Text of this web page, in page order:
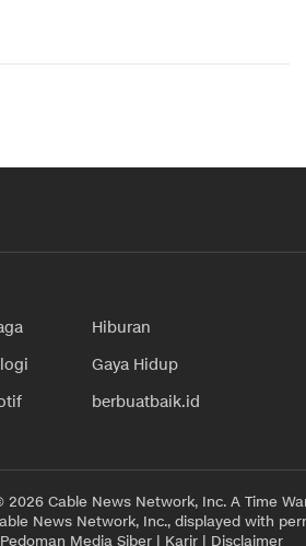
Hiburan
Gaya Hidup
berbuatbaik.id
Cable News Network, Inc. A Time
News Network, Inc., displayed with
Pedoman Media Siber | Karir | Disclaimer